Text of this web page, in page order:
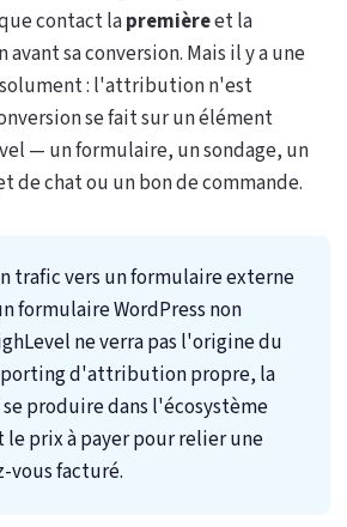
contact lapremièreet la
sa conversion. Mais il y a une
: l'attribution n'est
se fait sur un élément
— un formulaire, un sondage, un
de chat ou un bon de commande.
trafic vers un formulaire externe
formulaire WordPress non
ne verra pas l'origine du
d'attribution propre, la
produire dans l'écosystème
le prix à payer pour relier une
vous facturé.